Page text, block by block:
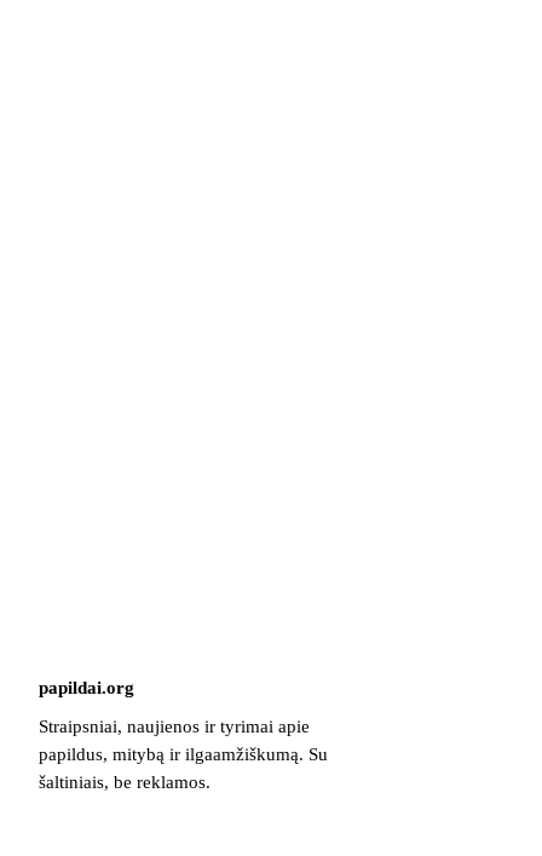
papildai.org
Straipsniai, naujienos ir tyrimai apie
papildus, mitybą ir ilgaamžiškumą. Su
šaltiniais, be reklamos.